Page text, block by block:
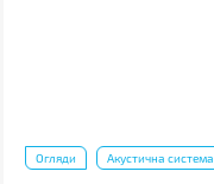
Огляди Акустична система